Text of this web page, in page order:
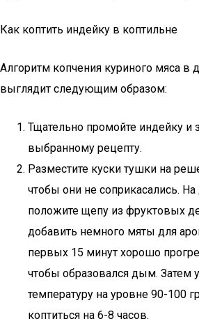
Как коптить индейку в коптильне
Алгоритм копчения куриного мяса в
выглядит следующим образом:
Тщательно промойте индейку и
выбранному рецепту.
Разместите куски тушки на
чтобы они не соприкасались.
положите щепу из фруктовых
добавить немного мяты для
первых 15 минут хорошо
чтобы образовался дым. Затем
температуру на уровне 90-100
коптиться на 6-8 часов.